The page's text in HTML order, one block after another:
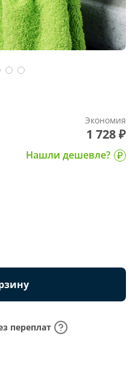
Экономия
1 728 ₽
Нашли дешевле?
переплат